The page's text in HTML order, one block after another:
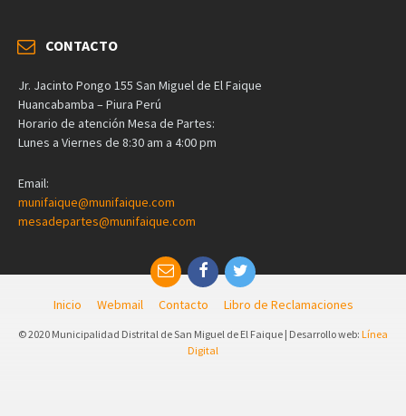
CONTACTO
Jr. Jacinto Pongo 155 San Miguel de El Faique
Huancabamba – Piura Perú
Horario de atención Mesa de Partes:
Lunes a Viernes de 8:30 am a 4:00 pm
Email:
munifaique@munifaique.com
mesadepartes@munifaique.com
Inicio Webmail Contacto Libro de Reclamaciones
© 2020 Municipalidad Distrital de San Miguel de El Faique | Desarrollo web: Línea
Digital